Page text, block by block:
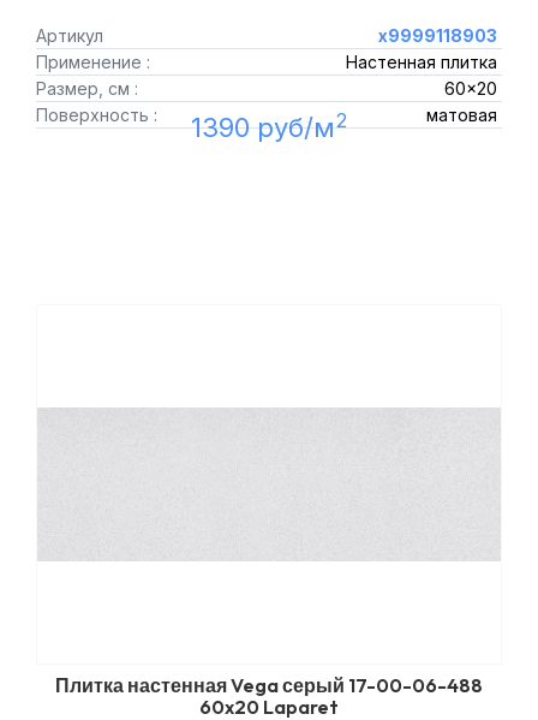
Артикул
х9999118903
Применение :
Настенная плитка
Размер, см :
60x20
Поверхность :
матовая
1390 руб/м2
Плитка настенная Vega серый 17-00-06-488
60x20 Laparet